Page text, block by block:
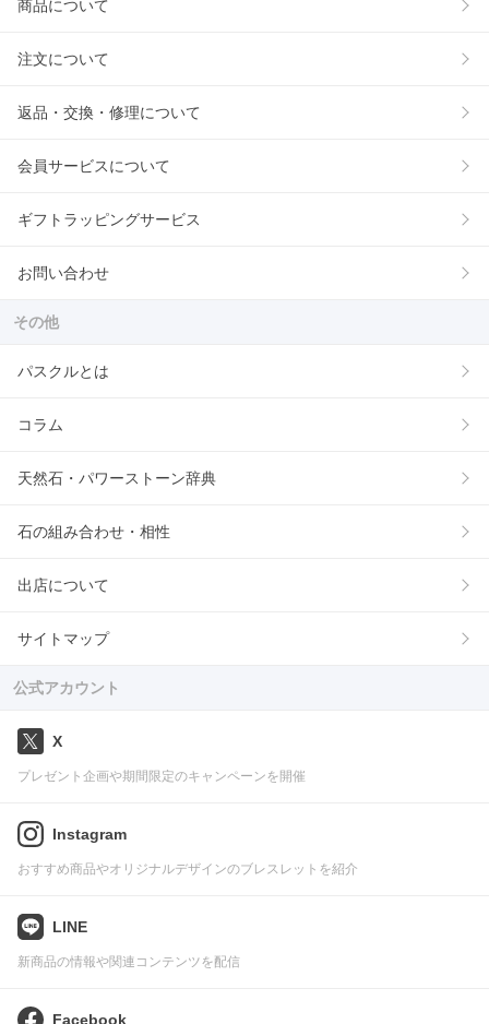
商品について
注文について
返品・交換・修理について
会員サービスについて
ギフトラッピングサービス
お問い合わせ
その他
パスクルとは
コラム
天然石・パワーストーン辞典
石の組み合わせ・相性
出店について
サイトマップ
公式アカウント
X
プレゼント企画や期間限定のキャンペーンを開催
Instagram
おすすめ商品やオリジナルデザインのブレスレットを紹介
LINE
新商品の情報や関連コンテンツを配信
Facebook